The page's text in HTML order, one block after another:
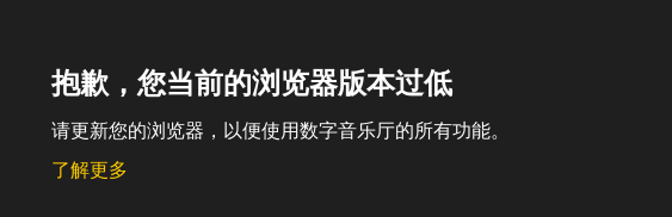
抱歉，您当前的浏览器版本过低
请更新您的浏览器，以便使用数字音乐厅的所有功能。
了解更多